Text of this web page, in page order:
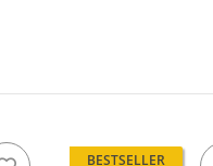
BESTSELLER